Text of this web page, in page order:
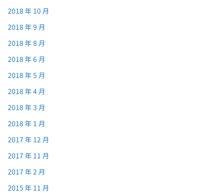
2018 年 10 月
2018 年 9 月
2018 年 8 月
2018 年 6 月
2018 年 5 月
2018 年 4 月
2018 年 3 月
2018 年 1 月
2017 年 12 月
2017 年 11 月
2017 年 2 月
2015 年 11 月